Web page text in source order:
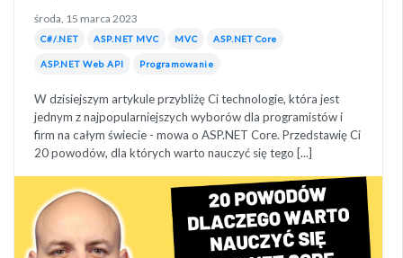
środa, 15 marca 2023
C#/.NET ASP.NET MVC MVC ASP.NET Core
ASP.NET Web API Programowanie
W dzisiejszym artykule przybliżę Ci technologie, która jest
jednym z najpopularniejszych wyborów dla programistów i
firm na całym świecie - mowa o ASP.NET Core. Przedstawię Ci
20 powodów, dla których warto nauczyć się tego [...]